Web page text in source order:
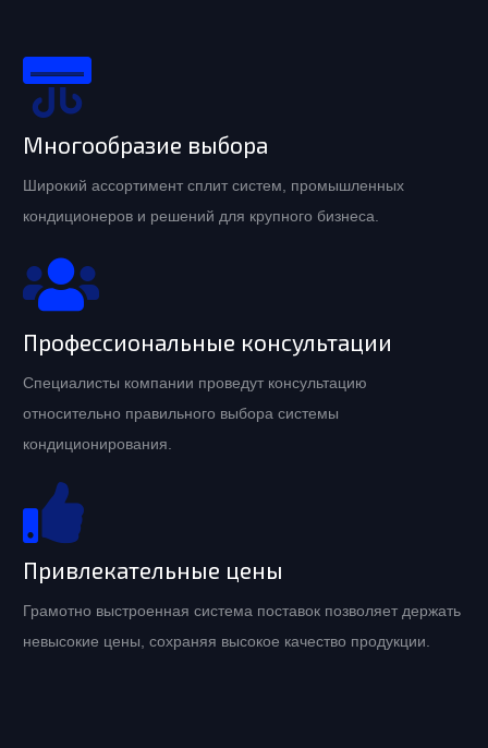
Многообразие выбора
Широкий ассортимент сплит систем, промышленных
кондиционеров и решений для крупного бизнеса.
Профессиональные консультации
Специалисты компании проведут консультацию
относительно правильного выбора системы
кондиционирования.
Привлекательные цены
Грамотно выстроенная система поставок позволяет держать
невысокие цены, сохраняя высокое качество продукции.